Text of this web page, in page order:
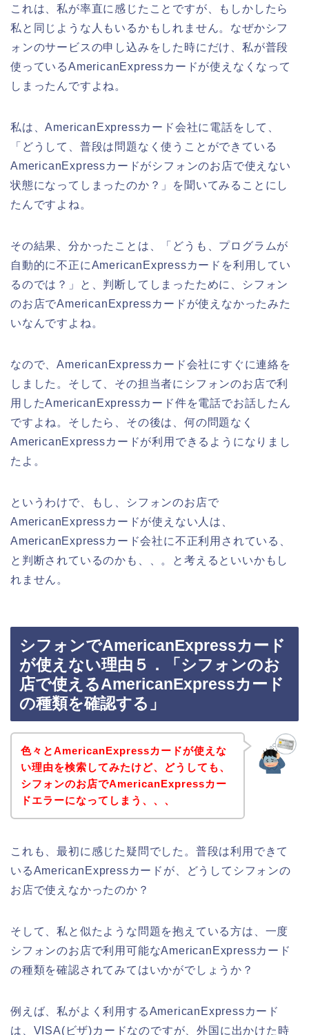
これは、私が率直に感じたことですが、もしかしたら
私と同じような人もいるかもしれません。なぜかシフ
ォンのサービスの申し込みをした時にだけ、私が普段
使っているAmericanExpressカードが使えなくなって
しまったんですよね。
私は、AmericanExpressカード会社に電話をして、
「どうして、普段は問題なく使うことができている
AmericanExpressカードがシフォンのお店で使えない
状態になってしまったのか？」を聞いてみることにし
たんですよね。
その結果、分かったことは、「どうも、プログラムが
自動的に不正にAmericanExpressカードを利用してい
るのでは？」と、判断してしまったために、シフォン
のお店でAmericanExpressカードが使えなかったみた
いなんですよね。
なので、AmericanExpressカード会社にすぐに連絡を
しました。そして、その担当者にシフォンのお店で利
用したAmericanExpressカード件を電話でお話したん
ですよね。そしたら、その後は、何の問題なく
AmericanExpressカードが利用できるようになりまし
たよ。
というわけで、もし、シフォンのお店で
AmericanExpressカードが使えない人は、
AmericanExpressカード会社に不正利用されている、
と判断されているのかも、、。と考えるといいかもし
れません。
シフォンでAmericanExpressカード
が使えない理由５．「シフォンのお
店で使えるAmericanExpressカード
の種類を確認する」
色々とAmericanExpressカードが使えな
い理由を検索してみたけど、どうしても、
シフォンのお店でAmericanExpressカー
ドエラーになってしまう、、、
これも、最初に感じた疑問でした。普段は利用できて
いるAmericanExpressカードが、どうしてシフォンの
お店で使えなかったのか？
そして、私と似たような問題を抱えている方は、一度
シフォンのお店で利用可能なAmericanExpressカード
の種類を確認されてみてはいかがでしょうか？
例えば、私がよく利用するAmericanExpressカード
は、VISA(ビザ)カードなのですが、外国に出かけた時